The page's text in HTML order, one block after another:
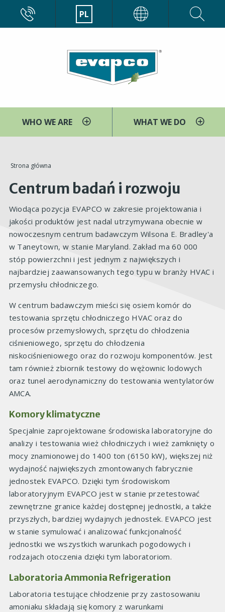
Przejdź
treści
PL
WHO WE ARE WHAT WE DO
You
are
here
Strona główna
Centrum badań i rozwoju
Wiodąca pozycja EVAPCO w zakresie projektowania i
jakości produktów jest nadal utrzymywana obecnie w
nowoczesnym centrum badawczym Wilsona E. Bradley'a
w Taneytown, w stanie Maryland. Zakład ma 60 000
stóp powierzchni i jest jednym z największych i
najbardziej zaawansowanych tego typu w branży HVAC i
przemysłu chłodniczego.
W centrum badawczym mieści się osiem komór do
testowania sprzętu chłodniczego HVAC oraz do
procesów przemysłowych, sprzętu do chłodzenia
ciśnieniowego, sprzętu do chłodzenia
niskociśnieniowego oraz do rozwoju komponentów. Jest
tam również zbiornik testowy do wężownic lodowych
oraz tunel aerodynamiczny do testowania wentylatorów
AMCA.
Komory klimatyczne
Specjalnie zaprojektowane środowiska laboratoryjne do
analizy i testowania wież chłodniczych i wież zamknięty o
mocy znamionowej do 1400 ton (6150 kW), większej niż
wydajność największych zmontowanych fabrycznie
jednostek EVAPCO. Dzięki tym środowiskom
laboratoryjnym EVAPCO jest w stanie przetestować
zewnętrzne granice każdej dostępnej jednostki, a także
przyszłych, bardziej wydajnych jednostek. EVAPCO jest
w stanie symulować i analizować funkcjonalność
jednostki we wszystkich warunkach pogodowych i
rodzajach otoczenia dzięki tym laboratoriom.
Laboratoria Ammonia Refrigeration
Laboratoria testujące chłodzenie przy zastosowaniu
amoniaku składają się komory z warunkami